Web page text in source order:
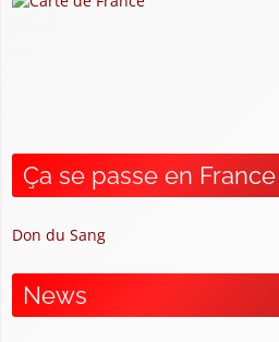
Ça se passe en France
Don du Sang
News